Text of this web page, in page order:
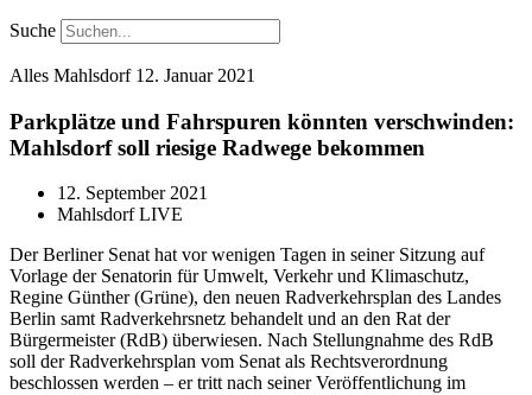
Suche
Alles Mahlsdorf 12. Januar 2021
Parkplätze und Fahrspuren könnten verschwinden:
Mahlsdorf soll riesige Radwege bekommen
12. September 2021
Mahlsdorf LIVE
Der Berliner Senat hat vor wenigen Tagen in seiner Sitzung auf
Vorlage der Senatorin für Umwelt, Verkehr und Klimaschutz,
Regine Günther (Grüne), den neuen Radverkehrsplan des Landes
Berlin samt Radverkehrsnetz behandelt und an den Rat der
Bürgermeister (RdB) überwiesen. Nach Stellungnahme des RdB
soll der Radverkehrsplan vom Senat als Rechtsverordnung
beschlossen werden – er tritt nach seiner Veröffentlichung im